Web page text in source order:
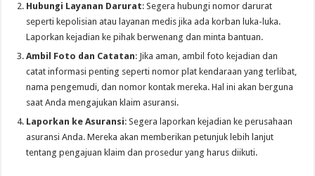
Hubungi Layanan Darurat: Segera hubungi nomor darurat
seperti kepolisian atau layanan medis jika ada korban luka-luka.
Laporkan kejadian ke pihak berwenang dan minta bantuan.
Ambil Foto dan Catatan: Jika aman, ambil foto kejadian dan
catat informasi penting seperti nomor plat kendaraan yang terlibat,
nama pengemudi, dan nomor kontak mereka. Hal ini akan berguna
saat Anda mengajukan klaim asuransi.
Laporkan ke Asuransi: Segera laporkan kejadian ke perusahaan
asuransi Anda. Mereka akan memberikan petunjuk lebih lanjut
tentang pengajuan klaim dan prosedur yang harus diikuti.